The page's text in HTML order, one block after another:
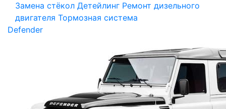
Замена стёкол Детейлинг Ремонт дизельного
двигателя Тормозная система
Defender